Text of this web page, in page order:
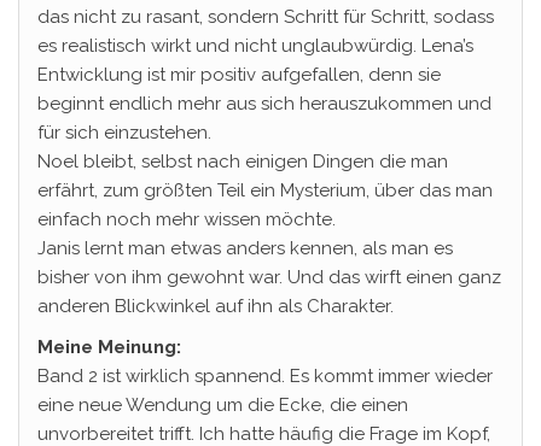
das nicht zu rasant, sondern Schritt für Schritt, sodass
es realistisch wirkt und nicht unglaubwürdig. Lena’s
Entwicklung ist mir positiv aufgefallen, denn sie
beginnt endlich mehr aus sich herauszukommen und
für sich einzustehen.
Noel bleibt, selbst nach einigen Dingen die man
erfährt, zum größten Teil ein Mysterium, über das man
einfach noch mehr wissen möchte.
Janis lernt man etwas anders kennen, als man es
bisher von ihm gewohnt war. Und das wirft einen ganz
anderen Blickwinkel auf ihn als Charakter.
Meine Meinung:
Band 2 ist wirklich spannend. Es kommt immer wieder
eine neue Wendung um die Ecke, die einen
unvorbereitet trifft. Ich hatte häufig die Frage im Kopf,